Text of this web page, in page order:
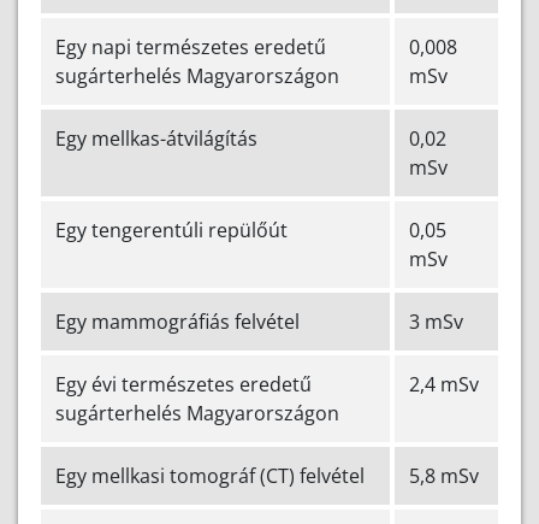
Egy napi természetes eredetű
sugárterhelés Magyarországon
0,008
mSv
Egy mellkas-átvilágítás
0,02
mSv
Egy tengerentúli repülőút
0,05
mSv
Egy mammográfiás felvétel 3 mSv
Egy évi természetes eredetű
sugárterhelés Magyarországon
2,4 mSv
Egy mellkasi tomográf (CT) felvétel 5,8 mSv